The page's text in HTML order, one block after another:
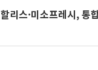
할리스·미소프레시, 통